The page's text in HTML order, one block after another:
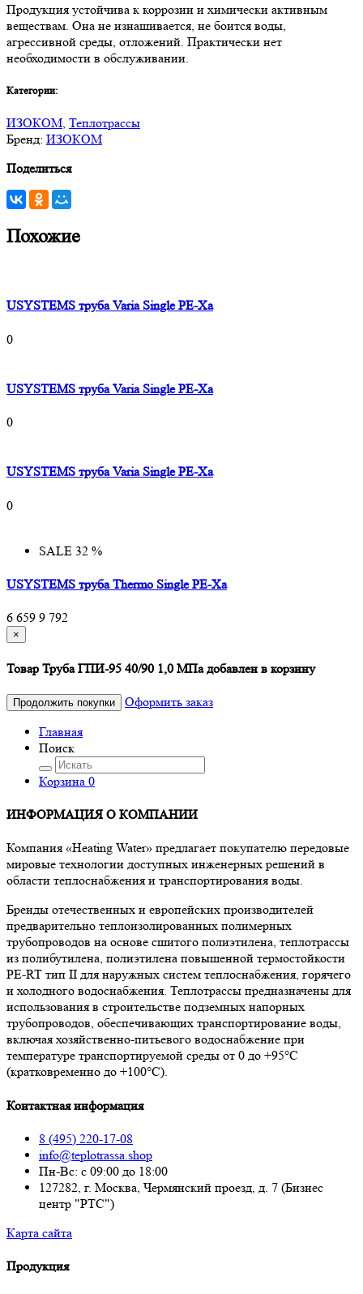
Продукция устойчива к коррозии и химически активным
веществам. Она не изнашивается, не боится воды,
агрессивной среды, отложений. Практически нет
необходимости в обслуживании.
Категории:
ИЗОКОМ, Теплотрассы
Бренд: ИЗОКОМ
Поделиться
Похожие
USYSTEMS труба Varia Single PE-Xa
0
USYSTEMS труба Varia Single PE-Xa
0
USYSTEMS труба Varia Single PE-Xa
0
SALE 32 %
USYSTEMS труба Thermo Single PE-Xa
6 659 9 792
×
Товар Труба ГПИ-95 40/90 1,0 МПа добавлен в корзину
Продолжить покупки
Оформить заказ
Главная
Поиск
Корзина 0
ИНФОРМАЦИЯ О КОМПАНИИ
Компания «Heating Water» предлагает покупателю передовые
мировые технологии доступных инженерных решений в
области теплоснабжения и транспортирования воды.
Бренды отечественных и европейских производителей
предварительно теплоизолированных полимерных
трубопроводов на основе сшитого полиэтилена, теплотрассы
из полибутилена, полиэтилена повышенной термостойкости
PE-RT тип II для наружных систем теплоснабжения, горячего
и холодного водоснабжения. Теплотрассы предназначены для
использования в строительстве подземных напорных
трубопроводов, обеспечивающих транспортирование воды,
включая хозяйственно-питьевого водоснабжение при
температуре транспортируемой среды от 0 до +95°С
(кратковременно до +100°С).
Контактная информация
8 (495) 220-17-08
info@teplotrassa.shop
Пн-Вс: с 09:00 до 18:00
127282, г. Москва, Чермянский проезд, д. 7 (Бизнес
центр "РТС")
Карта сайта
Продукция